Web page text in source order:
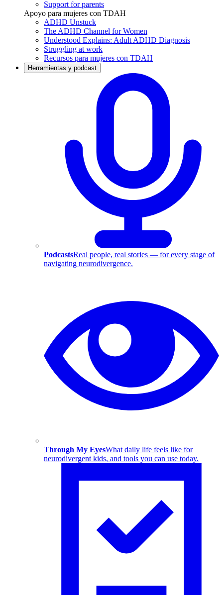
Support for parents
Apoyo para mujeres con TDAH
ADHD Unstuck
The ADHD Channel for Women
Understood Explains: Adult ADHD Diagnosis
Struggling at work
Recursos para mujeres con TDAH
Herramientas y podcast
PodcastsReal people, real stories — for every stage of
navigating neurodivergence.
Through My EyesWhat daily life feels like for
neurodivergent kids, and tools you can use today.